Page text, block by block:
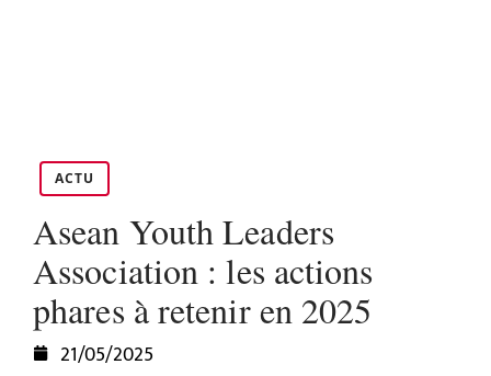
ACTU
Asean Youth Leaders
Association : les actions
phares à retenir en 2025
21/05/2025